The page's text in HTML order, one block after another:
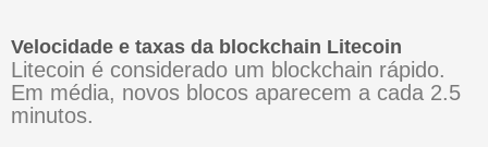
Velocidade e taxas da blockchain Litecoin
Litecoin é considerado um blockchain rápido.
Em média, novos blocos aparecem a cada 2.5
minutos.